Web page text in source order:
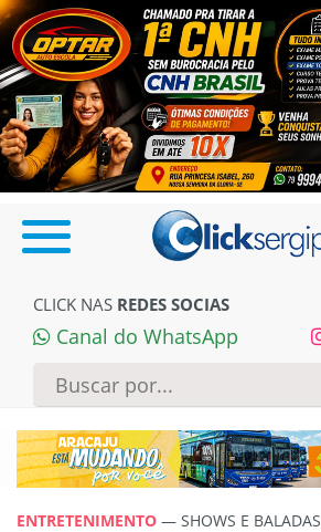
CLICK NAS REDES SOCIAS
Canal do WhatsApp
ENTRETENIMENTO — SHOWS E BALADAS